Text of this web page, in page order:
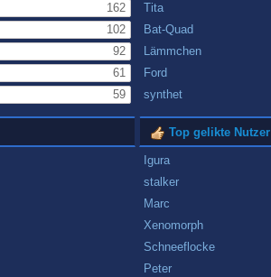
162
102
92
61
59
Tita
Bat-Quad
Lämmchen
Ford
synthet
Top gelikte Nutzer
Igura
stalker
Marc
Xenomorph
Schneeflocke
Peter